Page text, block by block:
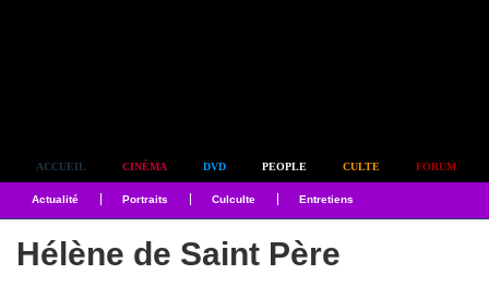
ACCUEIL CINÉMA DVD PEOPLE CULTE FORUM
Actualité Portraits Culculte Entretiens
Hélène de Saint Père